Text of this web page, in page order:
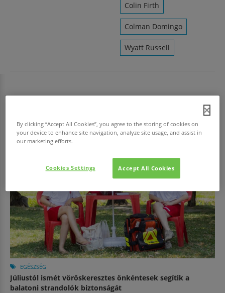
Colin Firth
Colman Domingo
Wyatt Russell
EGÉSZSÉG
Júliustól ismét vöröskeresztes önkéntesek segítik a
balatoni strandolók biztonságát
By clicking “Accept All Cookies”, you agree to the storing of cookies on
your device to enhance site navigation, analyze site usage, and assist in
our marketing efforts.
Accept All Cookies
Cookies Settings